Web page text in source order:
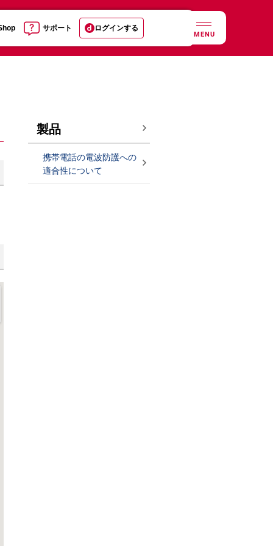
サポート ログインする
MENU
製品
携帯電話の電波防護への
適合性について